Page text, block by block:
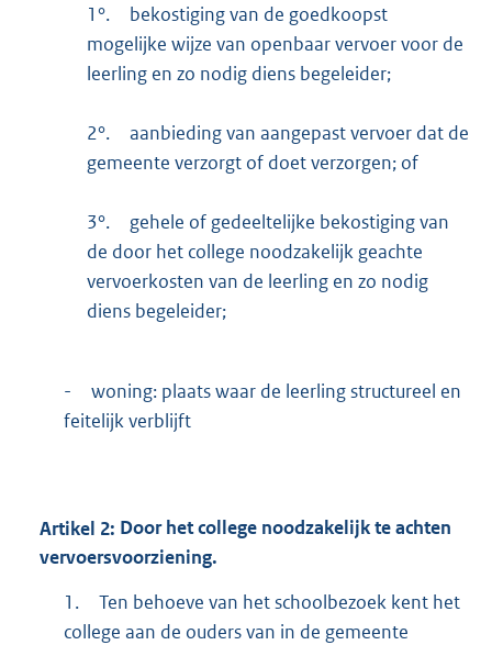
1°.
bekostiging van de goedkoopst
mogelijke wijze van openbaar vervoer voor de
leerling en zo nodig diens begeleider;
2°.
aanbieding van aangepast vervoer dat de
gemeente verzorgt of doet verzorgen; of
3°.
gehele of gedeeltelijke bekostiging van
de door het college noodzakelijk geachte
vervoerkosten van de leerling en zo nodig
diens begeleider;
-
woning: plaats waar de leerling structureel en
feitelijk verblijft
Artikel 2: Door het college noodzakelijk te achten
vervoersvoorziening.
1.
Ten behoeve van het schoolbezoek kent het
college aan de ouders van in de gemeente